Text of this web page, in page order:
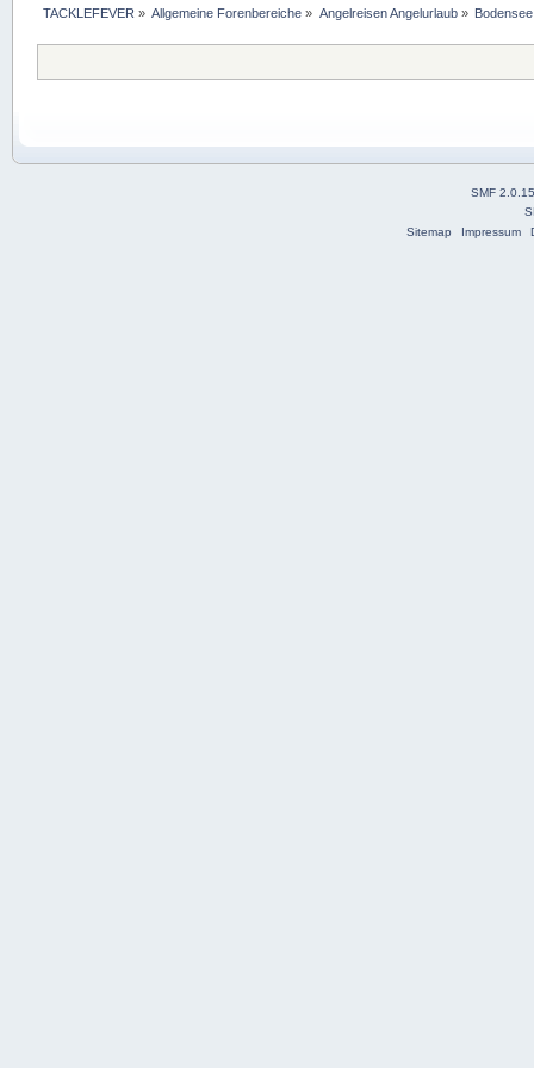
TACKLEFEVER » Allgemeine Forenbereiche » Angelreisen Angelurlaub»
SMF 2.0.15
Sitemap
Impressum